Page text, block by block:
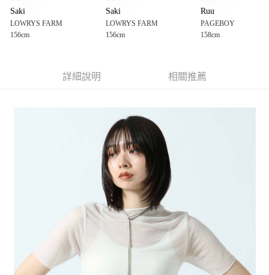
1.本服務由台灣大哥大提供，台灣大哥大用戶可立即使用無須另外申請。
2.付款方式選擇「大哥付你分期」，訂單成立後會自動跳轉到大哥付的交易
3.實際核准額度、可分期數及費用金額請依後續交易確認頁面所載為準。
4.訂單成立30分鐘內，如未前往確認交易或遇審核未通過，訂單將自動取
1.分期款項不併入電信帳單，「大哥付你分期」於每月結算日後寄送繳費提
2.透過簡訊連結打開帳單後，可選擇「超商條碼／台灣大直營門市／銀行轉
帳／街口支付／iPASS MONEY」等通路繳費。
1.本服務係由「台灣大哥大股份有限公司」（以下簡稱本公司）所提供，讓
用戶於交易時，得透過本服務購買商品或服務，並由商店將買賣／分期付款
買賣價金債權讓與本公司後，依約使用本公司帳單繳交帳款。
2.基於同意付款使用「大哥付你分期」之契約關係目的，商店將以您的個人
資料（包含姓名、電話或地址）提供予台灣大哥大進項蒐集、處理及利用，
由本公司與您本人進行分期帳單所需資料之確認、核對及更正。
3.完整用戶服務條款，請詳閱以下連結：
https://oppay.tw/userRule
AFTEE先享後付
３．安心：先確認商品／服務後，再付款。
【「AFTEE先享後付」結帳流程】
１．於結帳方式選擇「AFTEE先享後付」後，將跳轉至「AFTEE先享後付」
結帳頁面，進行簡訊認證並確認金額後，即可完成結帳。
２．訂單成立數日內，您將收到繳費通知簡訊。
３．收到繳費通知簡訊後14天內，點擊此簡訊中的連結，可透過四大超商／
ATM／網路銀行／等多元方式進行付款，方視為交易完成。
※ 請注意：結帳手續完成當下不需立刻繳費，但若您需要取消訂單，請聯絡
購買商品的店家。未經商家同意取消之訂單仍視為有效，需透過AFTEE先享
※ 交易是否成功請以「AFTEE先享後付 」之結帳頁面顯示為準，若有關於
是否繳費成功／繳費後需取消欲退款等相關疑問，請聯繫「AFTEE先享後付
https://netprotections.freshdesk.com/support/home
【注意事項】
每筆NT$80，滿NT$888(含以上)免運費
每筆NT$80，滿NT$1,500(含以上)免運費
每筆NT$80，滿NT$1,500(含以上)免運費
每筆NT$80，滿NT$1,500(含以上)免運費
Saki
LOWRYS FARM
156cm
Saki
LOWRYS FARM
156cm
Ruu
PAGEBOY
158cm
詳細說明 相關推薦